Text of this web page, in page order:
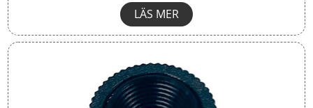
LÄS MER